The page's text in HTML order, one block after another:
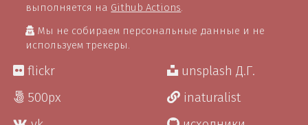
выполняется на Github Actions
Мы не собираем персональные данные и не
используем трекеры.
flickr
500px
unsplash Д.Г.
inaturalist